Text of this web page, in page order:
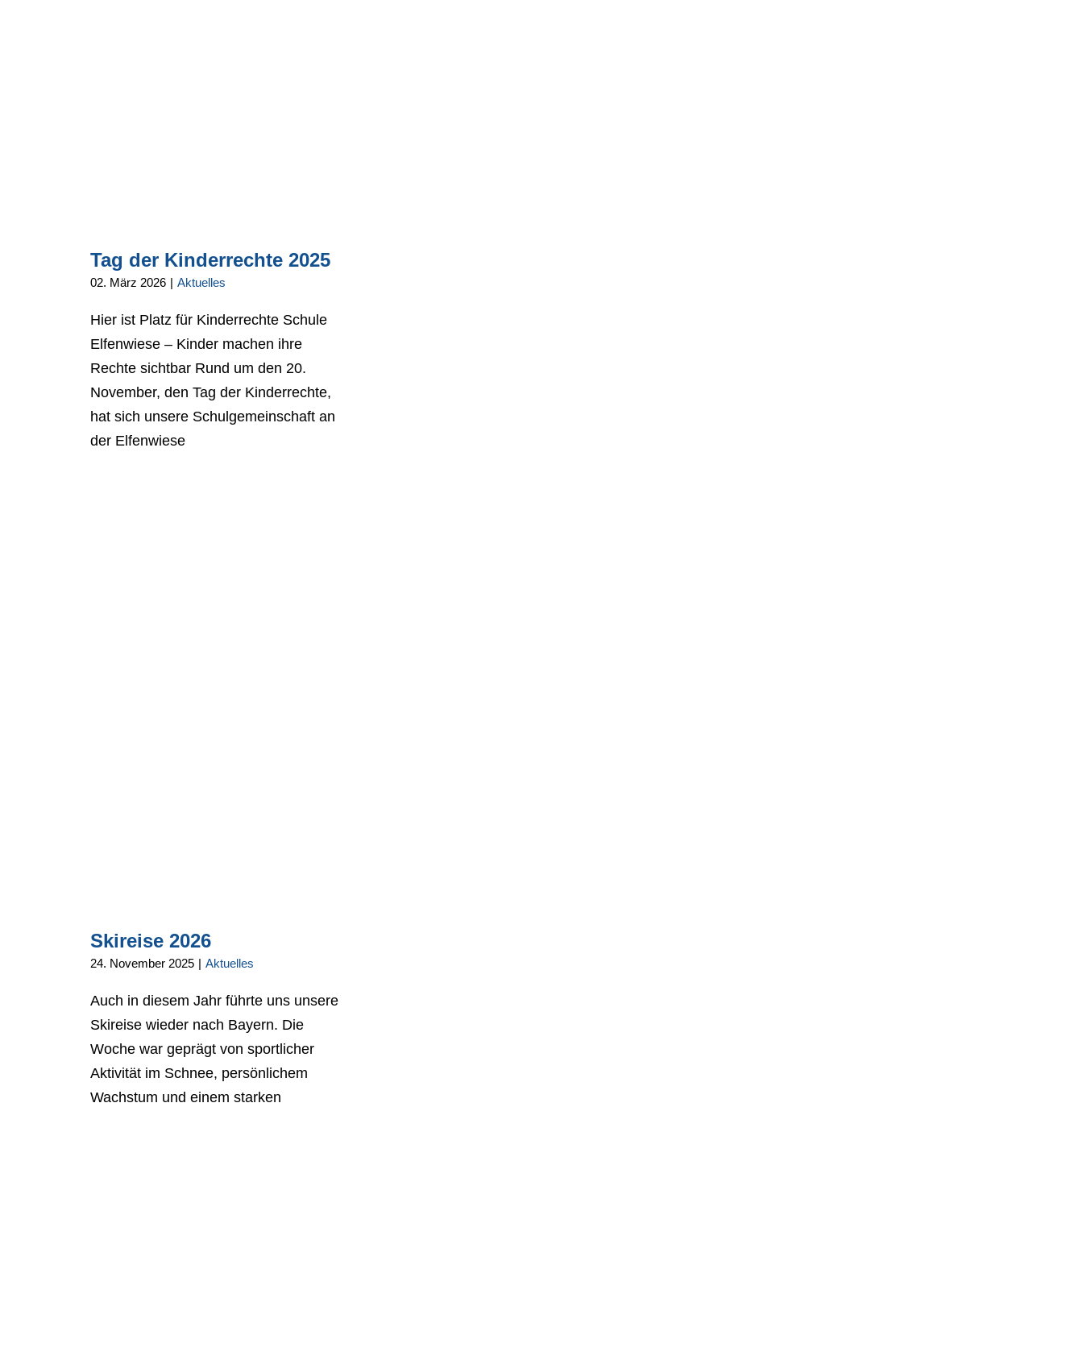
Tag der Kinderrechte 2025
02. März 2026 | Aktuelles
Hier ist Platz für Kinderrechte Schule
Elfenwiese – Kinder machen ihre
Rechte sichtbar Rund um den 20.
November, den Tag der Kinderrechte,
hat sich unsere Schulgemeinschaft an
der Elfenwiese
Skireise 2026
24. November 2025 | Aktuelles
Auch in diesem Jahr führte uns unsere
Skireise wieder nach Bayern. Die
Woche war geprägt von sportlicher
Aktivität im Schnee, persönlichem
Wachstum und einem starken